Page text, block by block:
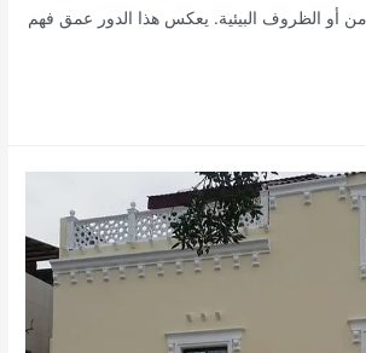
أو الظروف البيئية. يعكس هذا الدور عمق فهم